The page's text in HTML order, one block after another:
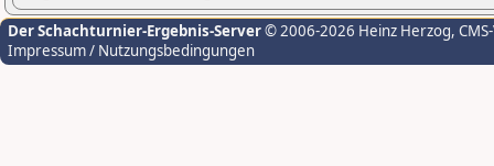
Der Schachturnier-Ergebnis-Server© 2006-2026 Heinz Herzog,
Impressum / Nutzungsbedingungen